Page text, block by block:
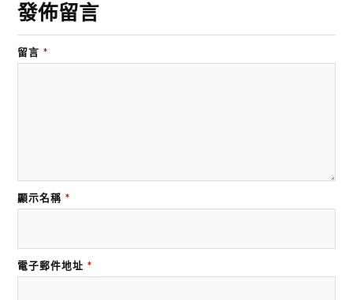
發佈留言
留言 *
顯示名稱 *
電子郵件地址 *